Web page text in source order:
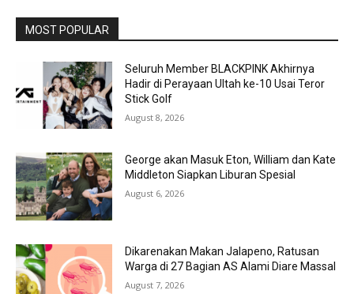
MOST POPULAR
Seluruh Member BLACKPINK Akhirnya
Hadir di Perayaan Ultah ke-10 Usai Teror
Stick Golf
August 8, 2026
George akan Masuk Eton, William dan Kate
Middleton Siapkan Liburan Spesial
August 6, 2026
Dikarenakan Makan Jalapeno, Ratusan
Warga di 27 Bagian AS Alami Diare Massal
August 7, 2026